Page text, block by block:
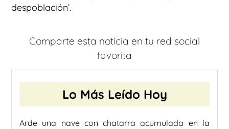
despoblación’.
Comparte esta noticia en tu red social
favorita
Lo Más Leído Hoy
Arde una nave con chatarra acumulada en la